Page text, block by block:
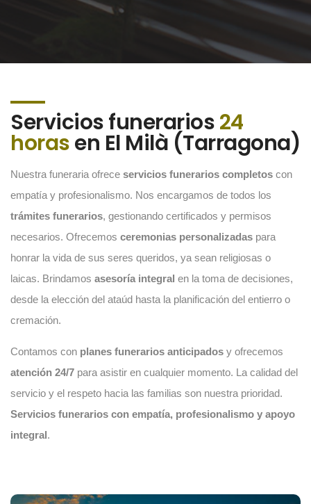
Servicios funerarios24
horasen El Milà (Tarragona)
Nuestra funeraria ofrece servicios funerarios completos con
empatía y profesionalismo. Nos encargamos de todos los
trámites funerarios, gestionando certificados y permisos
necesarios. Ofrecemos ceremonias personalizadas para
honrar la vida de sus seres queridos, ya sean religiosas o
laicas. Brindamos asesoría integral en la toma de decisiones,
desde la elección del ataúd hasta la planificación del entierro o
cremación.
Contamos con planes funerarios anticipados y ofrecemos
atención 24/7 para asistir en cualquier momento. La calidad del
servicio y el respeto hacia las familias son nuestra prioridad.
Servicios funerarios con empatía, profesionalismo y apoyo
integral.